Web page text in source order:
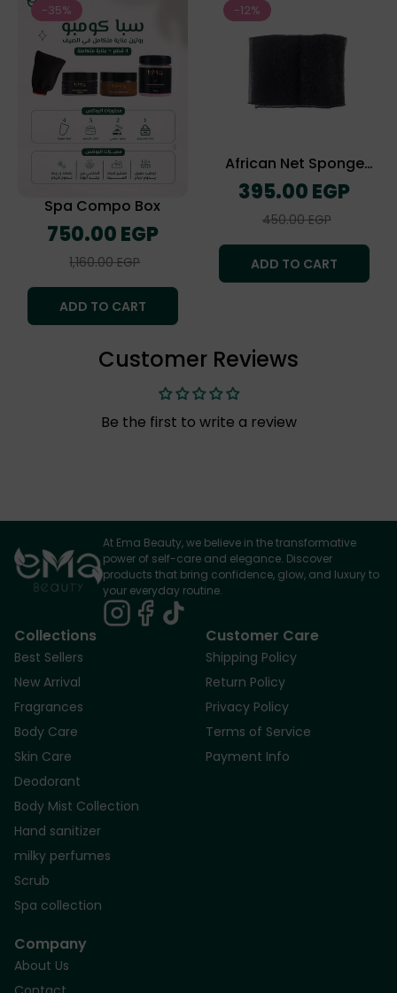
-35%
Spa Compo Box
Regular
price
750.00 EGP
Sale
1,160.00 EGP
ADD TO CART
-12%
African Net Sponge
(The Exofliating Towel)
Regular
price
395.00 EGP
Sale
450.00 EGP
ADD TO CART
Customer Reviews
Be the first to write a review
At Ema Beauty, we believe in the transformative
power of self-care and elegance. Discover
products that bring confidence, glow, and luxury to
your everyday routine.
Collections
Best Sellers
New Arrival
Fragrances
Body Care
Skin Care
Deodorant
Body Mist Collection
Hand sanitizer
milky perfumes
Scrub
Spa collection
Customer Care
Shipping Policy
Return Policy
Privacy Policy
Terms of Service
Payment Info
Company
About Us